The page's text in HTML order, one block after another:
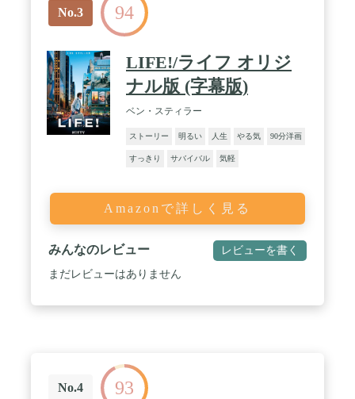
No.3 94
LIFE!/ライフ オリジ
ナル版 (字幕版)
ベン・スティラー
ストーリー 明るい 人生 やる気 90分洋画
すっきり サバイバル 気軽
Amazonで詳しく見る
みんなのレビュー レビューを書く
まだレビューはありません
No.4 93